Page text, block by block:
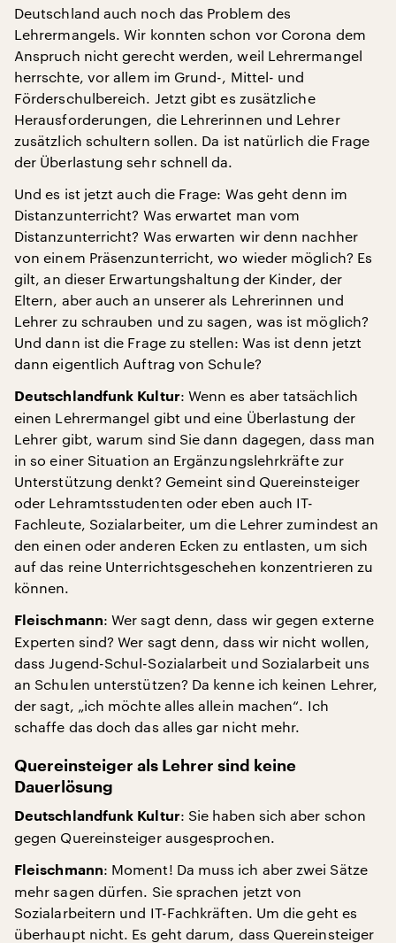
Deutschland auch noch das Problem des
Lehrermangels. Wir konnten schon vor Corona dem
Anspruch nicht gerecht werden, weil Lehrermangel
herrschte, vor allem im Grund-, Mittel- und
Förderschulbereich. Jetzt gibt es zusätzliche
Herausforderungen, die Lehrerinnen und Lehrer
zusätzlich schultern sollen. Da ist natürlich die Frage
der Überlastung sehr schnell da.
Und es ist jetzt auch die Frage: Was geht denn im
Distanzunterricht? Was erwartet man vom
Distanzunterricht? Was erwarten wir denn nachher
von einem Präsenzunterricht, wo wieder möglich? Es
gilt, an dieser Erwartungshaltung der Kinder, der
Eltern, aber auch an unserer als Lehrerinnen und
Lehrer zu schrauben und zu sagen, was ist möglich?
Und dann ist die Frage zu stellen: Was ist denn jetzt
dann eigentlich Auftrag von Schule?
Deutschlandfunk Kultur: Wenn es aber tatsächlich
einen Lehrermangel gibt und eine Überlastung der
Lehrer gibt, warum sind Sie dann dagegen, dass man
in so einer Situation an Ergänzungslehrkräfte zur
Unterstützung denkt? Gemeint sind Quereinsteiger
oder Lehramtsstudenten oder eben auch IT-
Fachleute, Sozialarbeiter, um die Lehrer zumindest an
den einen oder anderen Ecken zu entlasten, um sich
auf das reine Unterrichtsgeschehen konzentrieren zu
können.
Fleischmann: Wer sagt denn, dass wir gegen externe
Experten sind? Wer sagt denn, dass wir nicht wollen,
dass Jugend-Schul-Sozialarbeit und Sozialarbeit uns
an Schulen unterstützen? Da kenne ich keinen Lehrer,
der sagt, „ich möchte alles allein machen“. Ich
schaffe das doch das alles gar nicht mehr.
Quereinsteiger als Lehrer sind keine
Dauerlösung
Deutschlandfunk Kultur: Sie haben sich aber schon
gegen Quereinsteiger ausgesprochen.
Fleischmann: Moment! Da muss ich aber zwei Sätze
mehr sagen dürfen. Sie sprachen jetzt von
Sozialarbeitern und IT-Fachkräften. Um die geht es
überhaupt nicht. Es geht darum, dass Quereinsteiger